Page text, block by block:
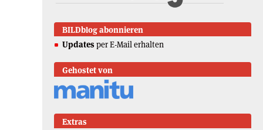
BILDblog abonnieren
Updates per E-Mail erhalten
Gehostet von
Extras